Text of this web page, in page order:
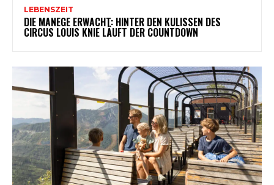
LEBENSZEIT
DIE MANEGE ERWACHT: HINTER DEN KULISSEN DES
CIRCUS LOUIS KNIE LÄUFT DER COUNTDOWN